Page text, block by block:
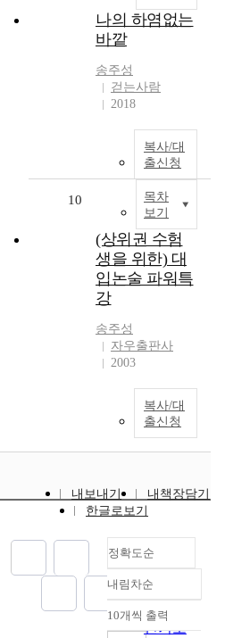
나의 하염없는
바깥
송주성
걷는사람
2018
복사/대
출신청
목차
보기
10
(상위권 수험
생을 위한) 대
입논술 파워특
강
송주성
자우출판사
2003
복사/대
출신청
내보내기
내책장담기
한글로보기
정확도순
정확도
순
인기도
내림차순
내림차순
10개씩 출력